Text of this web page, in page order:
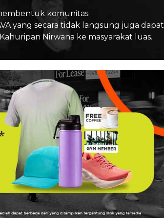
komunitas
yang secara tidak langsung juga dapat
Nirwana ke masyarakat luas.